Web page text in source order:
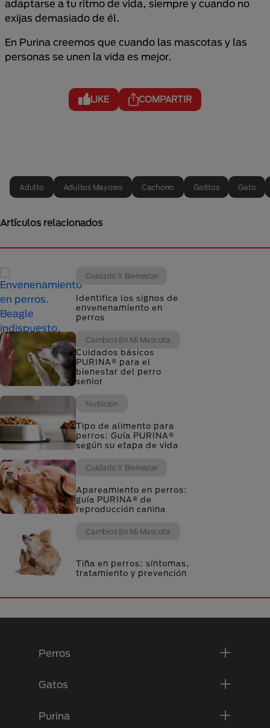
adaptarse a tu ritmo de vida, siempre y cuando no
exijas demasiado de él.
En Purina creemos que cuando las mascotas y las
personas se unen la vida es mejor.
LIKE COMPARTIR
Adulto Adultos Mayores Cachorro Gatitos Gato
Artículos relacionados
Cuidado Y Bienestar
Identifica los signos de
envenenamiento en
perros
Cambios En Mi Mascota
Cuidados básicos
PURINA® para el
bienestar del perro
senior
Nutrición
Tipo de alimento para
perros: Guía PURINA®
según su etapa de vida
Cuidado Y Bienestar
Apareamiento en perros:
guía PURINA® de
reproducción canina
Cambios En Mi Mascota
Tiña en perros: síntomas,
tratamiento y prevención
Perros
Gatos
Purina